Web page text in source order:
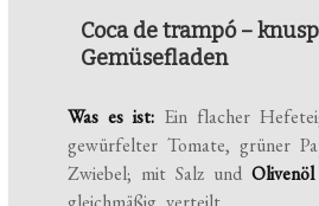
Coca de trampó –
Gemüsefladen
Was es ist: Ein flacher
gewürfelter Tomate, grüner
Zwiebel; mit Salz undOlivenöl